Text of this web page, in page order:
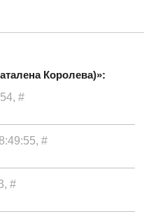
Королева)»:
#
#
#